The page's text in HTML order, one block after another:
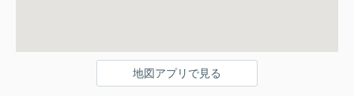
地図アプリで見る